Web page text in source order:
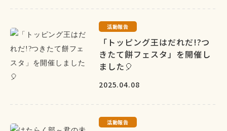
活動報告
「トッピング王はだれだ!?つ
きたて餅フェスタ」を開催し
ました🎈
2025.04.08
活動報告